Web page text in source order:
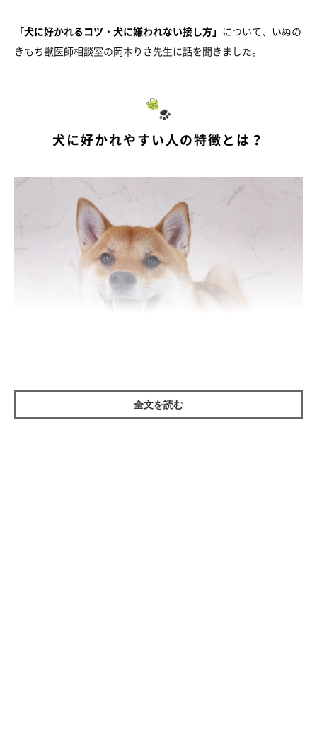
「犬に好かれるコツ・犬に嫌われない接し方」 について、いぬの
きもち獣医師相談室の岡本りさ先生に話を聞きました。
犬に好かれやすい人の特徴とは？
全文を読む